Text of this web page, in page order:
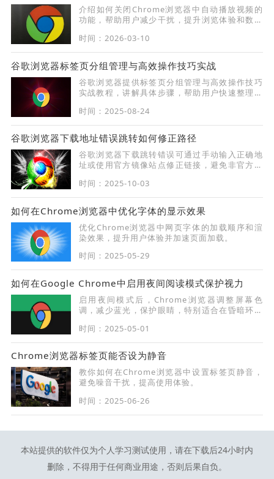
介绍如何关闭Chrome浏览器中自动播放视频的
功能，帮助用户减少干扰，提升浏览体验和数据
时间：2026-03-10
谷歌浏览器标签页分组管理与高效操作技巧实战
谷歌浏览器提供标签页分组管理与高效操作技巧
实战教程，讲解具体步骤，帮助用户快速整理标
时间：2025-08-24
谷歌浏览器下载地址错误跳转如何修正路径
谷歌浏览器下载跳转错误可通过手动输入正确地
址或使用官方镜像站点修正链接，避免非官方渠
时间：2025-10-03
如何在Chrome浏览器中优化字体的显示效果
优化Chrome浏览器中网页字体的加载顺序和渲
染效果，提升用户体验并加速页面加载。
时间：2025-05-29
如何在Google Chrome中启用夜间阅读模式保护视力
启用夜间模式后，Chrome浏览器调整屏幕色
调，减少蓝光，保护眼睛，特别适合在昏暗环境
时间：2025-05-01
Chrome浏览器标签页能否设为静音
教你如何在Chrome浏览器中设置标签页静音，
避免噪音干扰，提高使用体验。
时间：2025-06-26
本站提供的软件仅为个人学习测试使用，请在下载后24小时内
删除，不得用于任何商业用途，否则后果自负。